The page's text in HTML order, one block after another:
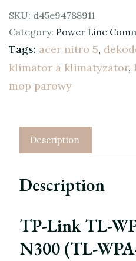
SKU: d45e94788911
Category: Power Line
Tags: acer nitro 5,
klimator a klimatyzator,
mop parowy
Description
Description
TP-Link TL-
N300 (TL-